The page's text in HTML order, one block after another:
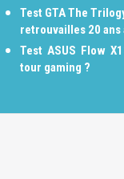
Test GTA The
retrouvailles 20 ans
Test ASUS Flow
tour gaming ?